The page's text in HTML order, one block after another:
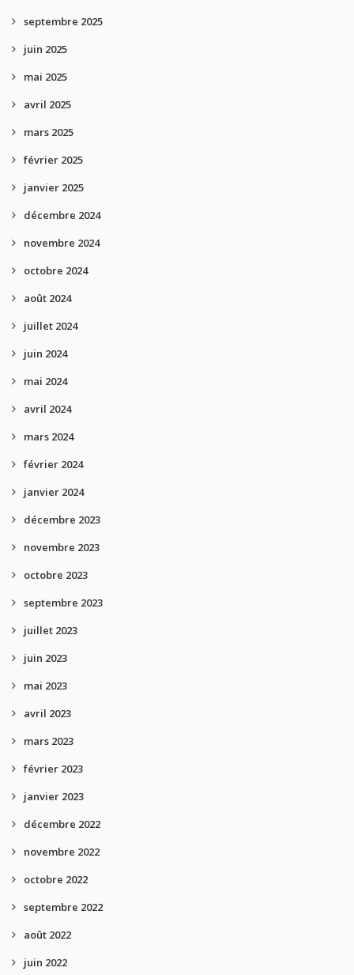
septembre 2025
juin 2025
mai 2025
avril 2025
mars 2025
février 2025
janvier 2025
décembre 2024
novembre 2024
octobre 2024
août 2024
juillet 2024
juin 2024
mai 2024
avril 2024
mars 2024
février 2024
janvier 2024
décembre 2023
novembre 2023
octobre 2023
septembre 2023
juillet 2023
juin 2023
mai 2023
avril 2023
mars 2023
février 2023
janvier 2023
décembre 2022
novembre 2022
octobre 2022
septembre 2022
août 2022
juin 2022